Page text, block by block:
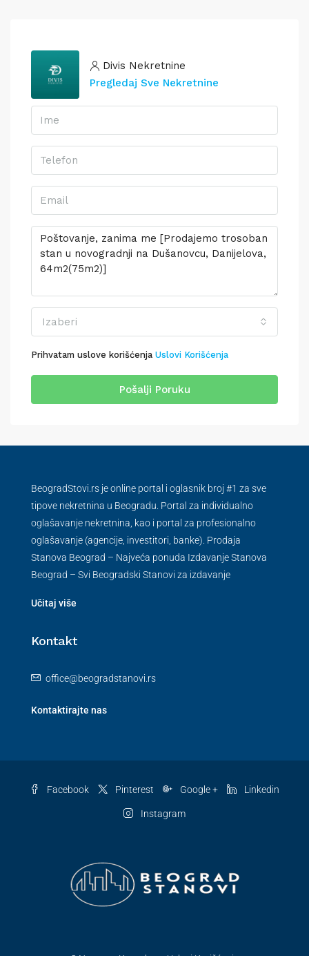
Divis Nekretnine
Pregledaj Sve Nekretnine
Izaberi
Prihvatam uslove korišćenja Uslovi Korišćenja
Pošalji Poruku
BeogradStovi.rs je online portal i oglasnik broj #1 za sve
tipove nekretnina u Beogradu. Portal za individualno
oglašavanje nekretnina, kao i portal za profesionalno
oglašavanje (agencije, investitori, banke). Prodaja
Stanova Beograd – Najveća ponuda Izdavanje Stanova
Beograd – Svi Beogradski Stanovi za izdavanje
Učitaj više
Kontakt
office@beogradstanovi.rs
Kontaktirajte nas
Facebook Pinterest Google + Linkedin
Instagram